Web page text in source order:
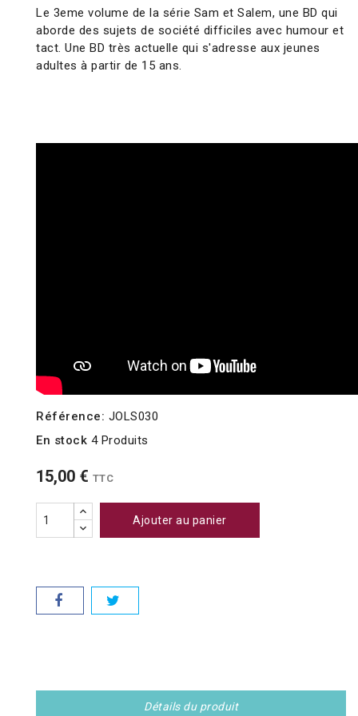
Le 3eme volume de la série Sam et Salem, une BD qui
aborde des sujets de société difficiles avec humour et
tact. Une BD très actuelle qui s'adresse aux jeunes
adultes à partir de 15 ans.
Référence: JOLS030
En stock 4 Produits
15,00 € TTC
Ajouter au panier
Détails du produit